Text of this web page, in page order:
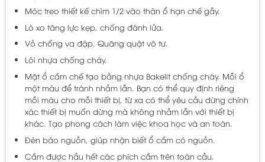
Móc treo thiết kế chìm 1/2 vào thân ổ hạn chế gẫy.
Lò xo tăng lực kẹp, chống đánh lửa.
Vỏ chống va đập. Quăng quật vô tư.
Lõi nhựa chống cháy.
Mặt ổ cắm chế tạo bằng nhựa Bakelit chống cháy. Mỗi ổ
một màu để tránh nhầm lẫn. Bạn có thể quy định riêng
mỗi màu cho mỗi thiết bị, từ xa có thể yêu cầu dừng chính
xác thiết bị muốn dừng mà không nhầm lẫn với thiết bị
khác. Tạo phong cách làm việc khoa học và an toàn.
Đèn báo nguồn, giúp nhận biết ổ cắm có nguồn.
Cắm được hầu hết các phích cắm trên toàn cầu.